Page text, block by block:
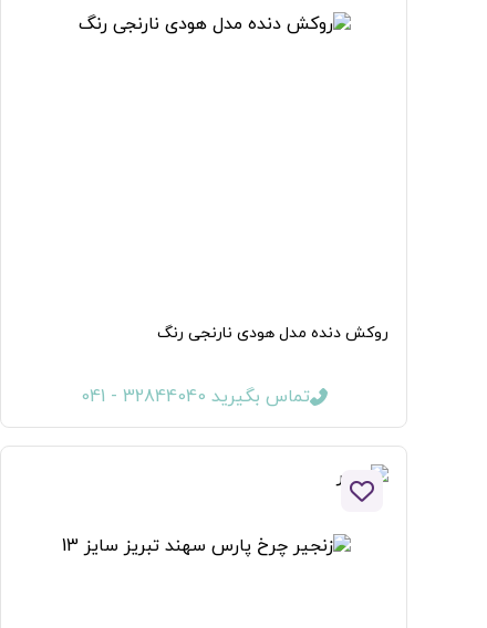
روکش دنده مدل هودی نارنجی رنگ
تماس بگیرید 32844040 - 041
افزودن به لیست علاقه مندی ها